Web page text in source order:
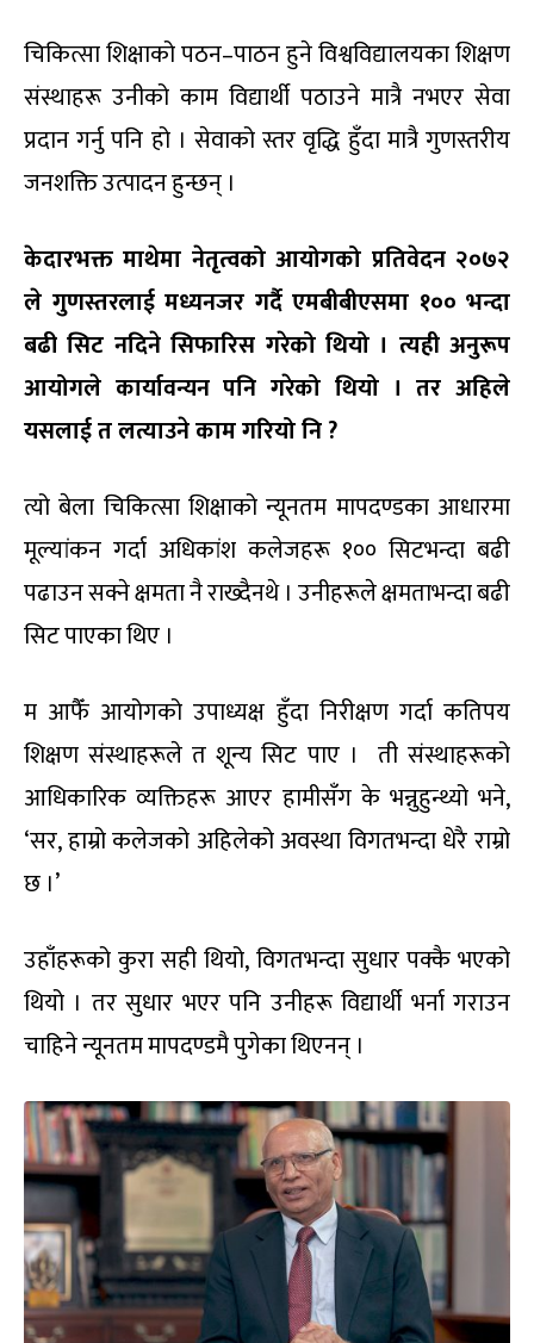
चिकित्सा शिक्षाको पठन–पाठन हुने विश्वविद्यालयका शिक्षण
संस्थाहरू उनीको काम विद्यार्थी पठाउने मात्रै नभएर सेवा
प्रदान गर्नु पनि हो । सेवाको स्तर वृद्धि हुँदा मात्रै गुणस्तरीय
जनशक्ति उत्पादन हुन्छन् ।
केदारभक्त माथेमा नेतृत्वको आयोगको प्रतिवेदन २०७२
ले गुणस्तरलाई मध्यनजर गर्दै एमबीबीएसमा १०० भन्दा
बढी सिट नदिने सिफारिस गरेको थियो । त्यही अनुरूप
आयोगले कार्यावन्यन पनि गरेको थियो । तर अहिले
यसलाई त लत्याउने काम गरियो नि ?
त्यो बेला चिकित्सा शिक्षाको न्यूनतम मापदण्डका आधारमा
मूल्यांकन गर्दा अधिकांश कलेजहरू १०० सिटभन्दा बढी
पढाउन सक्ने क्षमता नै राख्दैनथे । उनीहरूले क्षमताभन्दा बढी
सिट पाएका थिए ।
म आफैँ आयोगको उपाध्यक्ष हुँदा निरीक्षण गर्दा कतिपय
शिक्षण संस्थाहरूले त शून्य सिट पाए । ती संस्थाहरूको
आधिकारिक व्यक्तिहरू आएर हामीसँग के भन्नुहुन्थ्यो भने,
‘सर, हाम्रो कलेजको अहिलेको अवस्था विगतभन्दा धेरै राम्रो
छ ।’
उहाँहरूको कुरा सही थियो, विगतभन्दा सुधार पक्कै भएको
थियो । तर सुधार भएर पनि उनीहरू विद्यार्थी भर्ना गराउन
चाहिने न्यूनतम मापदण्डमै पुगेका थिएनन् ।